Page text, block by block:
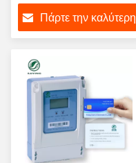
αποτελεσματικό έλεγχο
ενέργειας
Πάρτε την καλύτερη